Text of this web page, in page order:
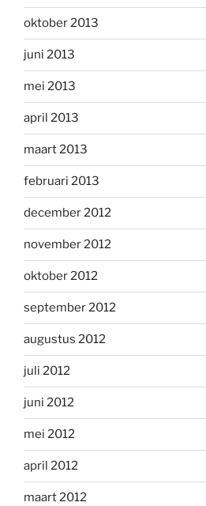
oktober 2013
juni 2013
mei 2013
april 2013
maart 2013
februari 2013
december 2012
november 2012
oktober 2012
september 2012
augustus 2012
juli 2012
juni 2012
mei 2012
april 2012
maart 2012